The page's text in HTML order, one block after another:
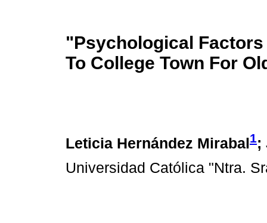
"Psychological
To College Town For
Leticia Hernández Mirabal1;
Universidad Católica "Ntra.